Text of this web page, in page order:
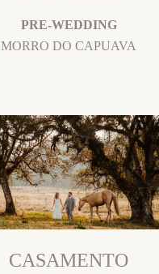
PRE-WEDDING
MORRO DO CAPUAVA
CASAMENTO